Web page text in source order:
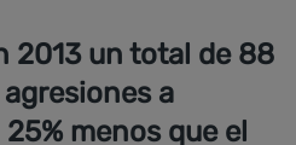
2013 un total de 88
a
menos que el